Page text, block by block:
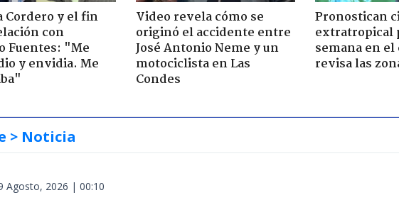
Cordero y el fin
con
Fuentes: "Me
y envidia. Me
Video revela cómo se
originó el accidente entre
José Antonio Neme y un
motociclista en Las
Condes
Pronostican
extratropical
semana en
revisa las
> Noticia
Agosto, 2026 | 00:10